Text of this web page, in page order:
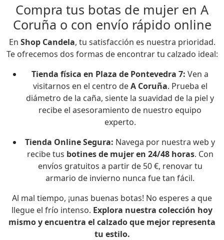
Compra tus botas de mujer en A
Coruña o con envío rápido online
En Shop Candela, tu satisfacción es nuestra prioridad.
Te ofrecemos dos formas de encontrar tu calzado ideal:
Tienda física en Plaza de Pontevedra 7: Ven a
visitarnos en el centro deA Coruña. Prueba el
diámetro de la caña, siente la suavidad de la piel y
recibe el asesoramiento de nuestro equipo
experto.
Tienda Online Segura: Navega por nuestra web y
recibe tus botines de mujer en 24/48 horas. Con
envíos gratuitos a partir de 50 €, renovar tu
armario de invierno nunca fue tan fácil.
Al mal tiempo, ¡unas buenas botas! No esperes a que
llegue el frío intenso. Explora nuestra colección hoy
mismo y encuentra el calzado que mejor representa
tu estilo.